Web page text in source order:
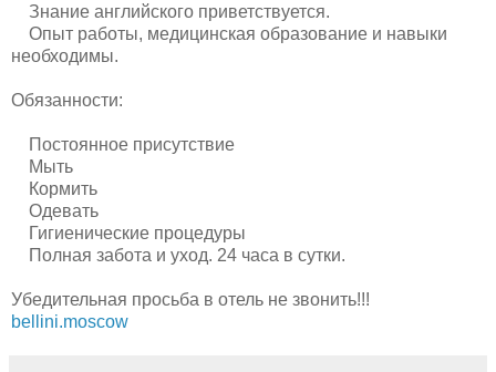
Знание английского приветствуется.
Опыт работы, медицинская образование и навыки
необходимы.
Обязанности:
Постоянное присутствие
Мыть
Кормить
Одевать
Гигиенические процедуры
Полная забота и уход. 24 часа в сутки.
Убедительная просьба в отель не звонить!!!
bellini.moscow